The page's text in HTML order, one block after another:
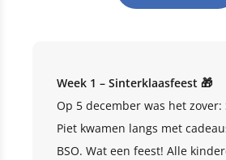
Week 1 – Sinterklaasfeest 🎁
Op 5 december was het zover:
Piet kwamen langs met
BSO. Wat een feest! Alle